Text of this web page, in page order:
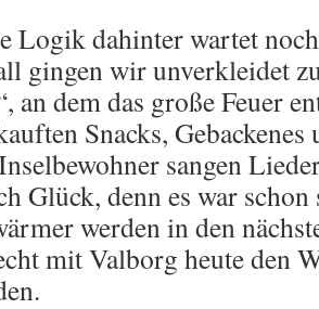
Logik dahinter wartet
gingen wir unverkleidet
an dem das große Feuer
Snacks,
sangen
Glück, denn es war schon
werden in den
mit Valborg heute den